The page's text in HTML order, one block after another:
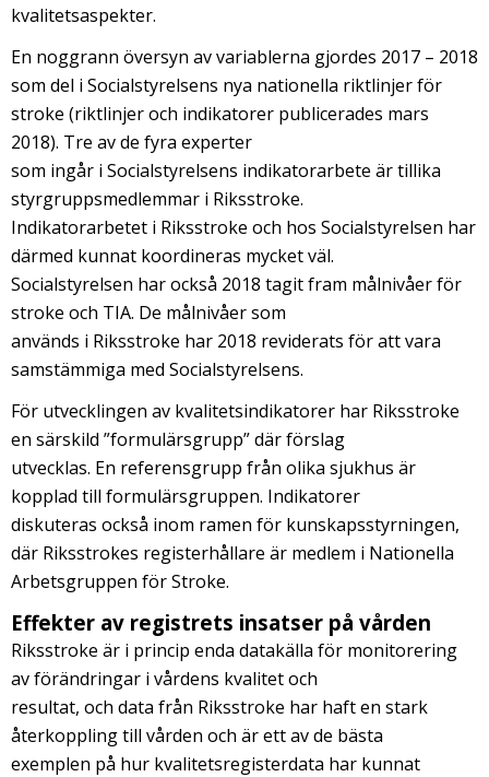
kvalitetsaspekter.
En noggrann översyn av variablerna gjordes 2017 – 2018
som del i Socialstyrelsens nya nationella riktlinjer för
stroke (riktlinjer och indikatorer publicerades mars
2018). Tre av de fyra experter
som ingår i Socialstyrelsens indikatorarbete är tillika
styrgruppsmedlemmar i Riksstroke.
Indikatorarbetet i Riksstroke och hos Socialstyrelsen har
därmed kunnat koordineras mycket väl.
Socialstyrelsen har också 2018 tagit fram målnivåer för
stroke och TIA. De målnivåer som
används i Riksstroke har 2018 reviderats för att vara
samstämmiga med Socialstyrelsens.
För utvecklingen av kvalitetsindikatorer har Riksstroke
en särskild ”formulärsgrupp” där förslag
utvecklas. En referensgrupp från olika sjukhus är
kopplad till formulärsgruppen. Indikatorer
diskuteras också inom ramen för kunskapsstyrningen,
där Riksstrokes registerhållare är medlem i Nationella
Arbetsgruppen för Stroke.
Effekter av registrets insatser på vården
Riksstroke är i princip enda datakälla för monitorering
av förändringar i vårdens kvalitet och
resultat, och data från Riksstroke har haft en stark
återkoppling till vården och är ett av de bästa
exemplen på hur kvalitetsregisterdata har kunnat